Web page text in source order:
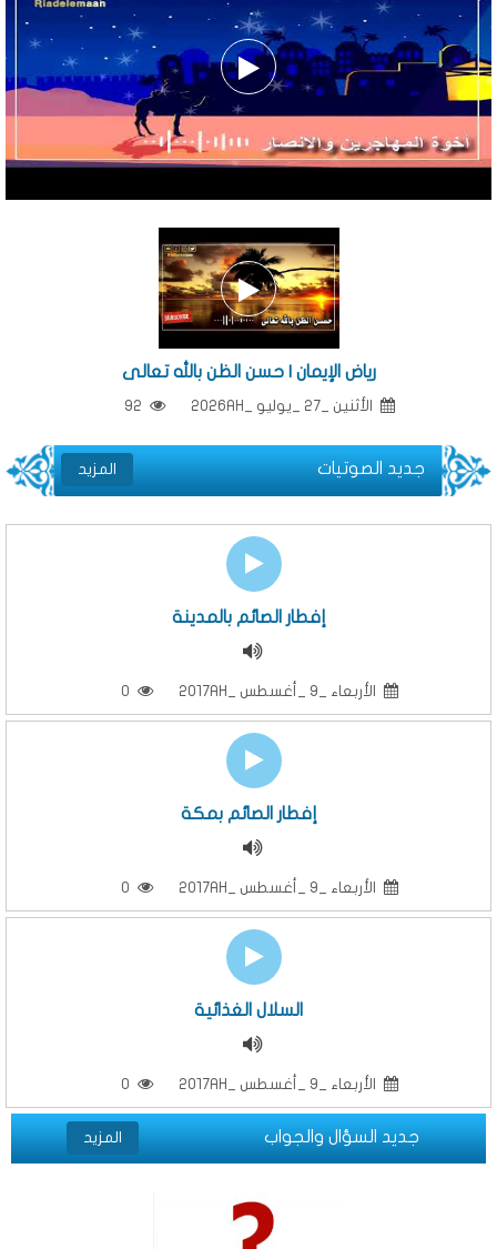
رياض الإيمان | حسن الظن بالله تعالى
الأثنين _27 _يوليو _2026AH 92
جديد الصوتيات المزيد
إفطار الصائم بالمدينة
الأربعاء _9 _أغسطس _2017AH 0
إفطار الصائم بمكة
الأربعاء _9 _أغسطس _2017AH 0
السلال الغذائية
الأربعاء _9 _أغسطس _2017AH 0
جديد السؤال والجواب المزيد